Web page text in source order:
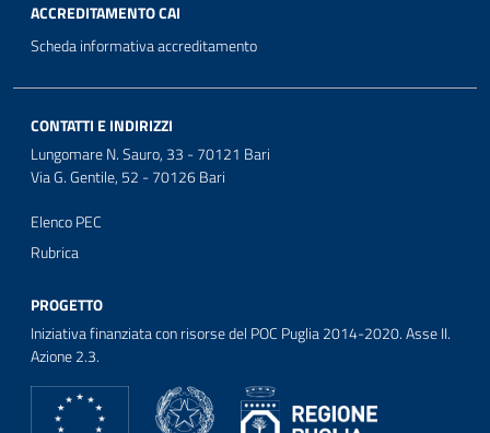
ACCREDITAMENTO CAI
Scheda informativa accreditamento
CONTATTI E INDIRIZZI
Lungomare N. Sauro, 33 - 70121 Bari
Via G. Gentile, 52 - 70126 Bari
Elenco PEC
Rubrica
PROGETTO
Iniziativa finanziata con risorse del POC Puglia 2014-2020. Asse II.
Azione 2.3.